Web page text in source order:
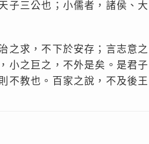
子三公也；小儒者，諸侯、
之求，不下於安存；言志意
小之巨之，不外是矣。是君
不教也。百家之說，不及後